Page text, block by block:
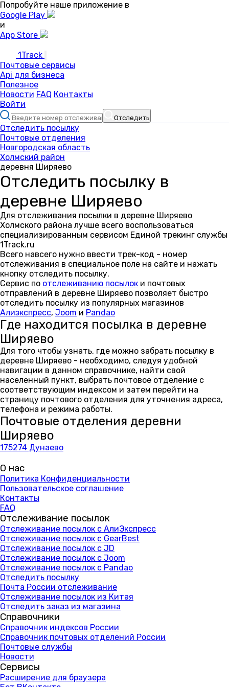
Попробуйте наше приложение в
Google Play
и
App Store
1Track
Почтовые сервисы
Api для бизнеса
Полезное
Новости FAQ Контакты
Войти
Отследить
Отследить посылку
Почтовые отделения
Новгородская область
Холмский район
деревня Ширяево
Отследить посылку в
деревне Ширяево
Для отслеживания посылки в деревне Ширяево
Холмского района лучше всего воспользоваться
специализированным сервисом Единой трекинг службы
1Track.ru
Всего навсего нужно ввести трек-код - номер
отслеживания в специальное поле на сайте и нажать
кнопку отследить посылку.
Сервис по отслеживанию посылок и почтовых
отправлений в деревне Ширяево позволяет быстро
отследить посылку из популярных магазинов
Алиэкспресс, Joom и Pandao
Где находится посылка в деревне
Ширяево
Для того чтобы узнать, где можно забрать посылку в
деревне Ширяево - необходимо, следуя удобной
навигации в данном справочнике, найти свой
населенный пункт, выбрать почтовое отделение с
соответствующим индексом и затем перейти на
страницу почтового отделения для уточнения адреса,
телефона и режима работы.
Почтовые отделения деревни
Ширяево
175274 Дунаево
О нас
Политика Конфиденциальности
Пользовательское соглашение
Контакты
FAQ
Отслеживание посылок
Отслеживание посылок с АлиЭкспресс
Отслеживание посылок с GearBest
Отслеживание посылок с JD
Отслеживание посылок с Joom
Отслеживание посылок с Pandao
Отследить посылку
Почта России отслеживание
Отслеживание посылок из Китая
Отследить заказ из магазина
Справочники
Справочник индексов России
Справочник почтовых отделений России
Почтовые службы
Новости
Сервисы
Расширение для браузера